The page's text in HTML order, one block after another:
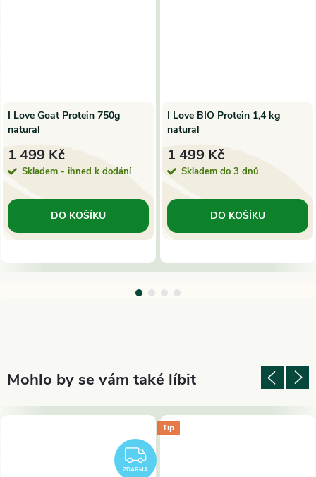
I Love Goat Protein 750g
natural
1 499 Kč
Skladem - ihned k dodání
DO KOŠÍKU
I Love BIO Protein 1,4 kg
natural
1 499 Kč
Skladem do 3 dnů
DO KOŠÍKU
ZDARMA
ZDARMA
Tip